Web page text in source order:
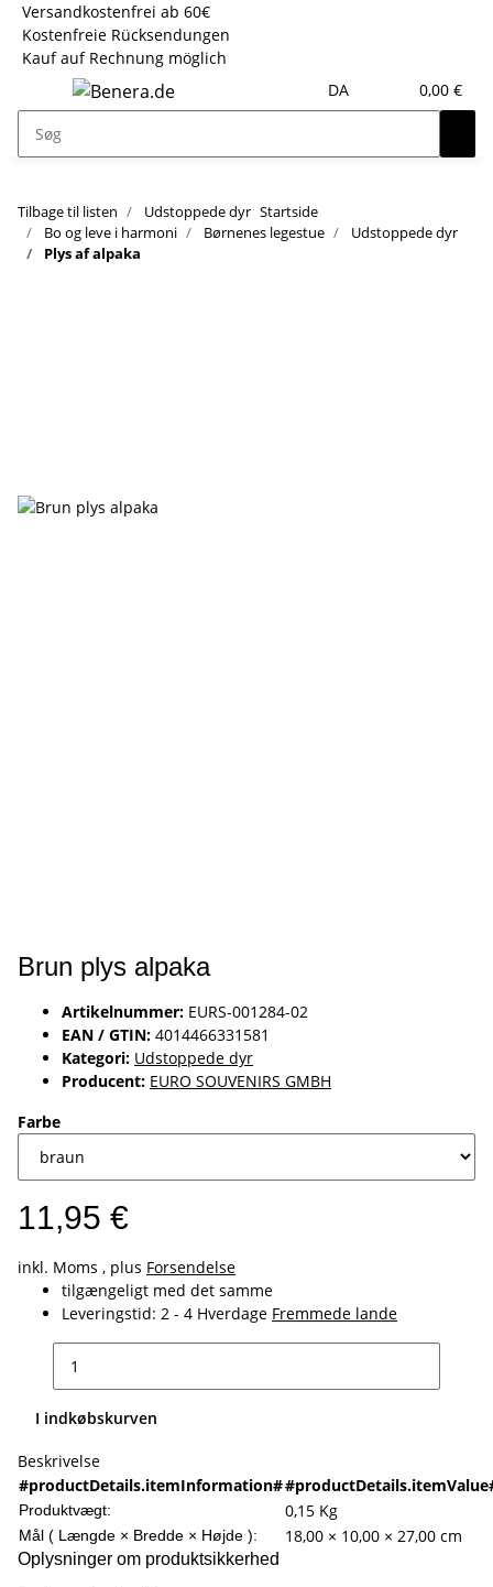
Versandkostenfrei ab 60€
Kostenfreie Rücksendungen
Kauf auf Rechnung möglich
DA
0,00 €
Tilbage til listen Udstoppede dyr Startside
Bo og leve i harmoni
Børnenes legestue
Udstoppede dyr
Plys af alpaka
Brun plys alpaka
Artikelnummer: EURS-001284-02
EAN / GTIN: 4014466331581
Kategori: Udstoppede dyr
Producent: EURO SOUVENIRS GMBH
Farbe
11,95 €
inkl. Moms , plus Forsendelse
tilgængeligt med det samme
Leveringstid: 2 - 4 Hverdage Fremmede lande
I indkøbskurven
Beskrivelse
#productDetails.itemInformation#
Produktvægt: 0,15 Kg
Mål ( Længde × Bredde × Højde ): 18,00 × 10,00 × 27,00 cm
Oplysninger om produktsikkerhed